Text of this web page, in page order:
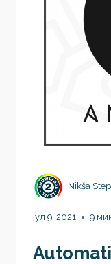
Nikša
јул 9, 2021 9